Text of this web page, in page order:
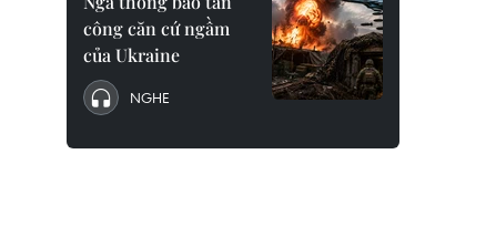
công căn cứ ngầm
của Ukraine
NGHE